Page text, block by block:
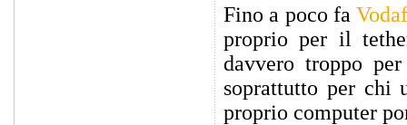
Fino a poco fa
proprio per il
davvero troppo
soprattutto per chi
proprio computer